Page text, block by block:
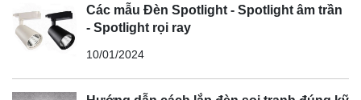
Các mẫu Đèn Spotlight - Spotlight âm trần
- Spotlight rọi ray
10/01/2024